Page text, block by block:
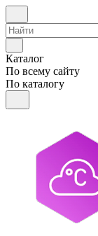
Каталог
По всему сайту
По каталогу